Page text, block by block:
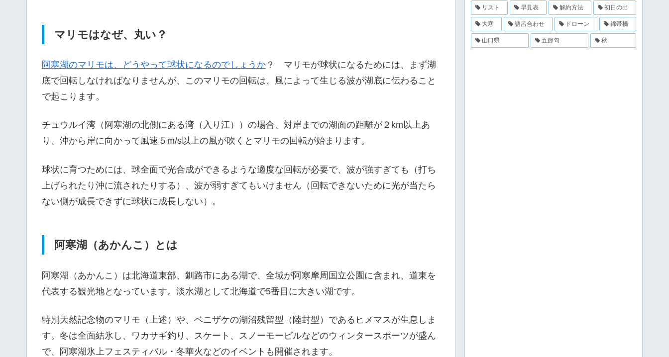
マリモはなぜ、丸い？
阿寒湖のマリモは、どうやって球状になるのでしょうか ？ マリモが球状になるためには、まず湖
底で回転しなければなりませんが、このマリモの回転は、風によって生じる波が湖底に伝わること
で起こります。
チュウルイ湾（阿寒湖の北側にある湾（入り江））の場合、対岸までの湖面の距離が２km以上あ
り、沖から岸に向かって風速５m/s以上の風が吹くとマリモの回転が始まります。
球状に育つためには、球全面で光合成ができるような適度な回転が必要で、波が強すぎても（打ち
上げられたり沖に流されたりする）、波が弱すぎてもいけません（回転できないために光が当たら
ない側が成長できずに球状に成長しない）。
阿寒湖（あかんこ）とは
阿寒湖（あかんこ）は北海道東部、釧路市にある湖で、全域が阿寒摩周国立公園に含まれ、道東を
代表する観光地となっています。淡水湖として北海道で5番目に大きい湖です。
特別天然記念物のマリモ（上述）や、ベニザケの湖沼残留型（陸封型）であるヒメマスが生息しま
す。冬は全面結氷し、ワカサギ釣り、スケート、スノーモービルなどのウィンタースポーツが盛ん
で、阿寒湖氷上フェスティバル・冬華火などのイベントも開催されます。
リスト 早見表 解約方法 初日の出
大寒 語呂合わせ ドローン 錦帯橋
山口県 五節句 秋